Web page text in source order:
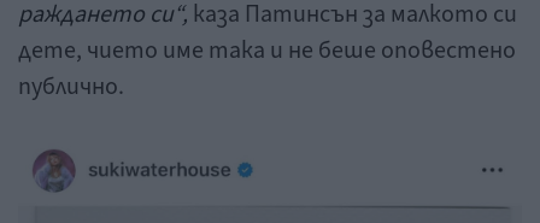
раждането си“, каза Патинсън за малкото си
дете, чието име така и не беше оповестено
публично.